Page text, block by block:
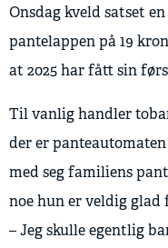
Onsdag kveld satset
pantelappen på 19
at 2025 har fått sin
Til vanlig handler
der er
med seg familiens
noe hun er veldig glad
– Jeg skulle egentlig